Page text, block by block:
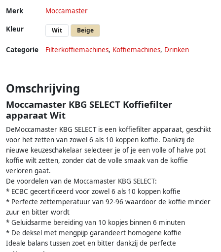
Merk Moccamaster
Kleur Wit Beige
Categorie Filterkoffiemachines, Koffiemachines, Drinken
Omschrijving
Moccamaster KBG SELECT Koffiefilter
apparaat Wit
DeMoccamaster KBG SELECT is een koffiefilter apparaat, geschikt
voor het zetten van zowel 6 als 10 koppen koffie. Dankzij de
nieuwe keuzeschakelaar selecteer je of je een volle of halve pot
koffie wilt zetten, zonder dat de volle smaak van de koffie
verloren gaat.
De voordelen van de Moccamaster KBG SELECT:
* ECBC gecertificeerd voor zowel 6 als 10 koppen koffie
* Perfecte zettemperatuur van 92-96 waardoor de koffie minder
zuur en bitter wordt
* Geluidsarme bereiding van 10 kopjes binnen 6 minuten
* De deksel met mengpijp garandeert homogene koffie
Ideale balans tussen zoet en bitter dankzij de perfecte